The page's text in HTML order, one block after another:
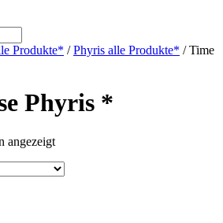
Produkte* /Phyris alle Produkte* / Time
Phyris *
angezeigt